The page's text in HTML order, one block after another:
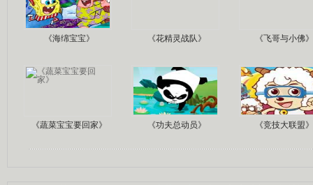
《海绵宝宝》 《花精灵战队》 《飞哥与小佛》
《蔬菜宝宝要回家》 《功夫总动员》 《竞技大联盟》